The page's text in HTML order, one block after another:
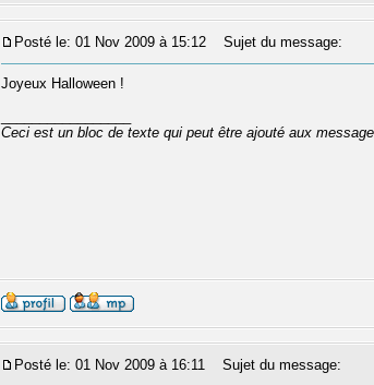
Posté le: 01 Nov 2009 à 15:12 Sujet du message:
Joyeux Halloween !
Ceci est un bloc de texte qui peut être ajouté aux
Posté le: 01 Nov 2009 à 16:11 Sujet du message: